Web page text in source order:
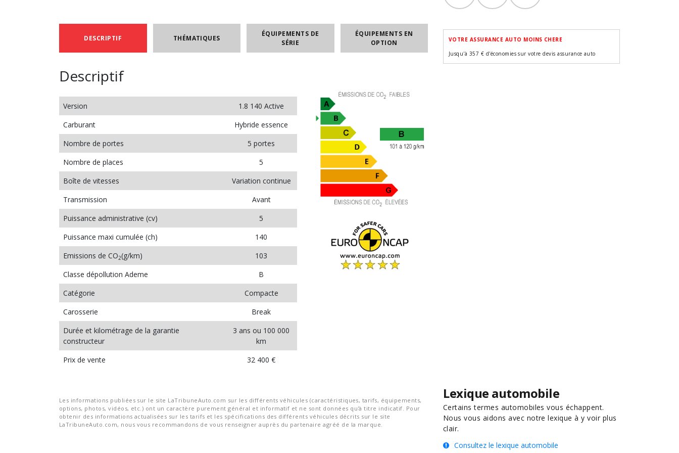
DESCRIPTIF THÉMATIQUES
ÉQUIPEMENTS DE
SÉRIE
ÉQUIPEMENTS EN
OPTION
Descriptif
Version
1.8 140 Active
Carburant
Hybride essence
Nombre de portes
5 portes
Nombre de places
5
Boîte de vitesses
Variation continue
Transmission
Avant
Puissance administrative (cv)
5
Puissance maxi cumulée (ch)
140
Emissions de CO2(g/km)
103
Classe dépollution Ademe
B
Catégorie
Compacte
Carosserie
Break
Durée et kilométrage de la garantie
constructeur
3 ans ou 100 000
km
Prix de vente
32 400 €
Les informations publiées sur le site LaTribuneAuto.com sur les différents véhicules (caractéristiques, tarifs, équipements,
options, photos, vidéos, etc.) ont un caractère purement général et informatif et ne sont données qu'à titre indicatif. Pour
obtenir des informations actualisées sur les tarifs et les spécifications des différents véhicules décrits sur le site
LaTribuneAuto.com, nous vous recommandons de vous renseigner auprès du partenaire agréé de la marque.
VOTRE ASSURANCE AUTO MOINS CHERE
Jusqu'à 357 € d'économies sur votre devis assurance auto
Lexique automobile
Certains termes automobiles vous échappent.
Nous vous aidons avec notre lexique à y voir plus
clair.
Consultez le lexique automobile